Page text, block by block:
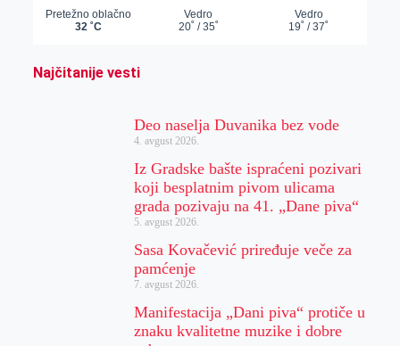
Najčitanije vesti
Deo naselja Duvanika bez vode
4. avgust 2026.
Iz Gradske bašte ispraćeni pozivari
koji besplatnim pivom ulicama
grada pozivaju na 41. „Dane piva“
5. avgust 2026.
Sasa Kovačević priređuje veče za
pamćenje
7. avgust 2026.
Manifestacija „Dani piva“ protiče u
znaku kvalitetne muzike i dobre